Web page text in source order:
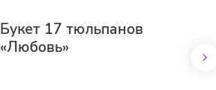
Букет 17 тюльпанов
«Любовь»